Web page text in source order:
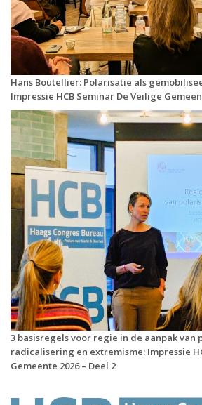
Hans Boutellier: Polarisatie als
Impressie HCB Seminar De Veilige
3 basisregels voor regie in de aanpak van
radicalisering en extremisme: Impressie
Gemeente 2026 – Deel 2